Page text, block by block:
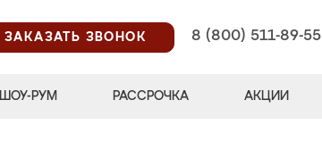
ЗАКАЗАТЬ ЗВОНОК
8 (800) 511-89-55
ШОУ-РУМ РАССРОЧКА АКЦИИ